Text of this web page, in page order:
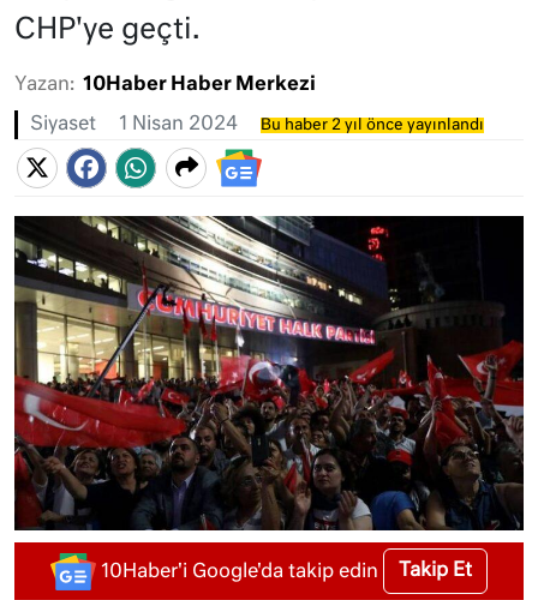
CHP'ye geçti.
Yazan: 10Haber Haber Merkezi
Siyaset 1 Nisan 2024 Bu haber 2 yıl önce yayınlandı
10Haber'i Google'da takip edin Takip Et